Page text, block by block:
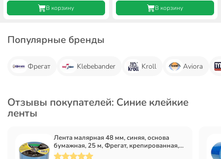
В корзину В корзину
Популярные бренды
Фрегат Klebebander Kroll Aviora
Отзывы покупателей: Синие клейкие
ленты
Лента малярная 48 мм, синяя, основа
бумажная, 25 м, Фрегат, крепированная,
для наружных работ, КРС4825